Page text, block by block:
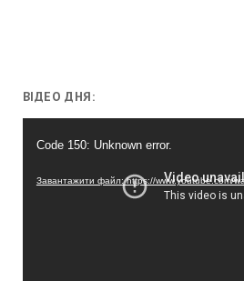
ВІДЕО ДНЯ:
Code 150: Unknown error.
Завантажити файл: https://www.youtube.com/